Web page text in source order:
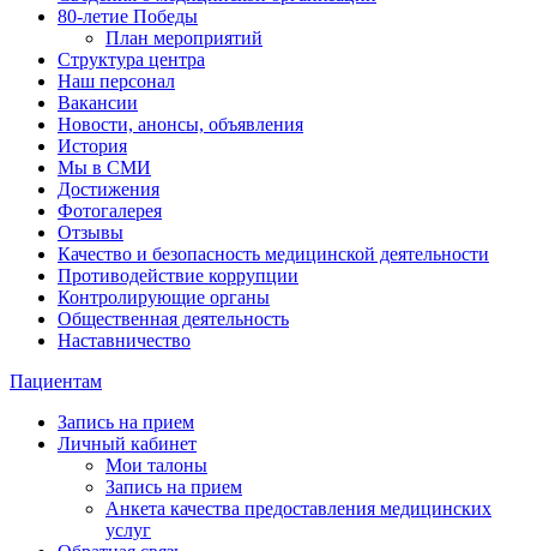
80-летие Победы
План мероприятий
Структура центра
Наш персонал
Вакансии
Новости, анонсы, объявления
История
Мы в СМИ
Достижения
Фотогалерея
Отзывы
Качество и безопасность медицинской деятельности
Противодействие коррупции
Контролирующие органы
Общественная деятельность
Наставничество
Пациентам
Запись на прием
Личный кабинет
Мои талоны
Запись на прием
Анкета качества предоставления медицинских
услуг